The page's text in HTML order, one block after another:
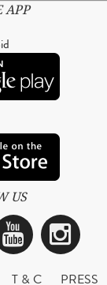
APP
US
T & C
PRESS